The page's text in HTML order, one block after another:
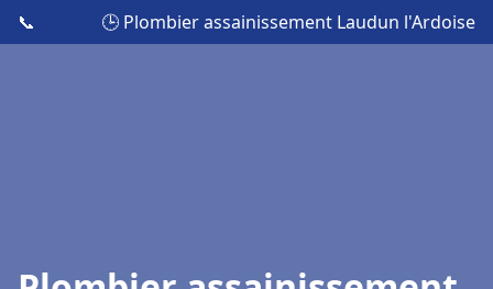
📞 🕒 Plombier assainissement Laudun l'Ardoise